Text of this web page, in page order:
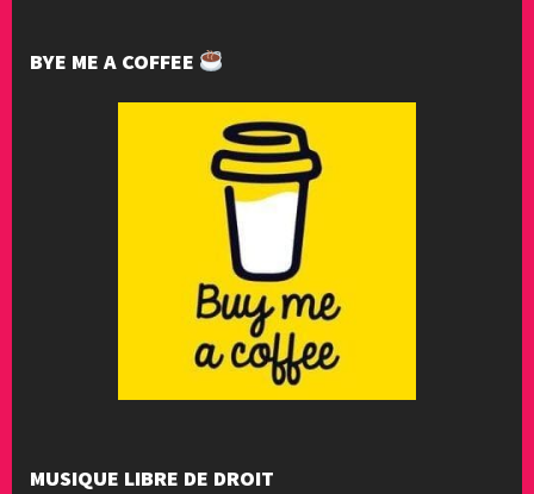
BYE ME A COFFEE
MUSIQUE LIBRE DE DROIT